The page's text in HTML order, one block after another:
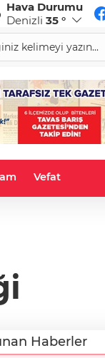
Hava Durumu
Denizli 35 °
33,9526
Vefat
Haberler